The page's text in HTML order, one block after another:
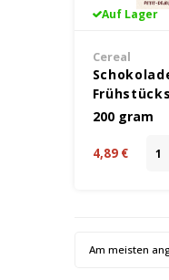
Auf Lager
Cereal
Glutenfrei
200 gram
4,89 €
Am meisten